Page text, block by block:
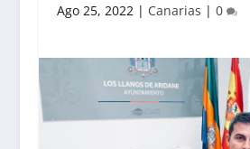
Ago 25, 2022| Canarias | 0